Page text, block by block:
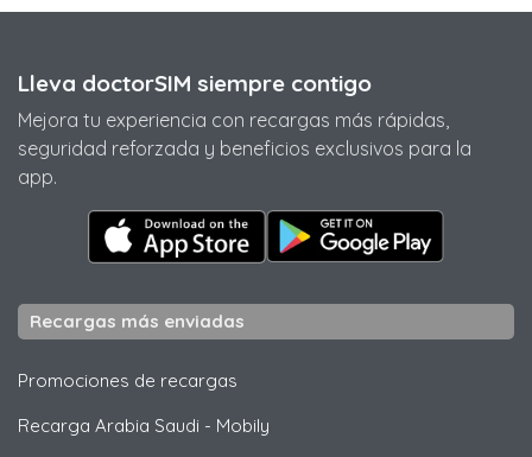
Lleva doctorSIM siempre contigo
Mejora tu experiencia con recargas más rápidas,
seguridad reforzada y beneficios exclusivos para la
app.
Recargas más enviadas
Promociones de recargas
Recarga Arabia Saudi - Mobily